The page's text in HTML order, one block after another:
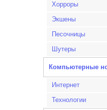
Хорроры
Экшены
Песочницы
Шутеры
Компьютерные
Интернет
Технологии